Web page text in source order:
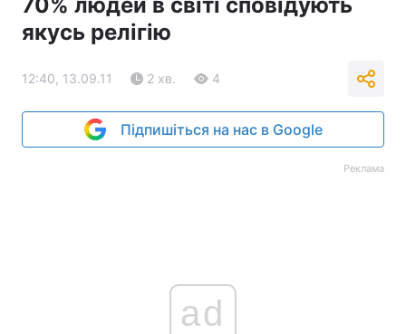
якусь релігію
12:40, 13.09.11 2 хв. 4
Підпишіться на нас в Google
Реклама
ad